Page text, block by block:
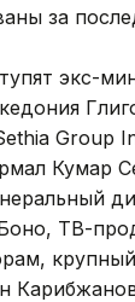
за
экс-
Group
Кумар
ТВ-